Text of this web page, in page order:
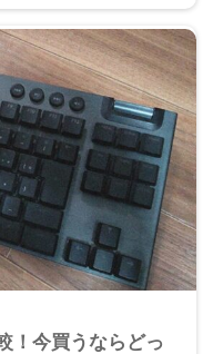
！今買うならどっ